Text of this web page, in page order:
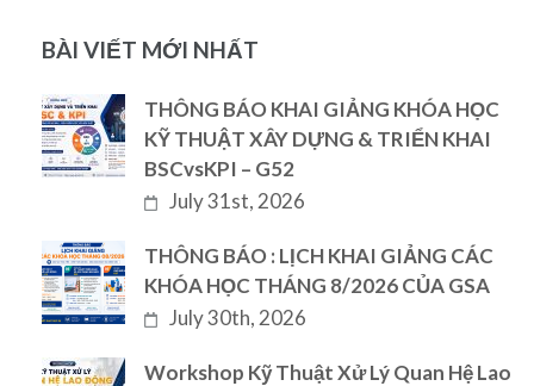
BÀI VIẾT MỚI NHẤT
THÔNG BÁO KHAI GIẢNG KHÓA HỌC
KỸ THUẬT XÂY DỰNG & TRIỂN KHAI
BSCvsKPI – G52
July 31st, 2026
THÔNG BÁO : LỊCH KHAI GIẢNG CÁC
KHÓA HỌC THÁNG 8/2026 CỦA GSA
July 30th, 2026
Workshop Kỹ Thuật Xử Lý Quan Hệ Lao